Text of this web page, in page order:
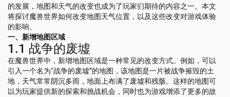
的发展，地图和天气的改变也成为了玩家们期待的内容之一。本文
将探讨魔兽世界如何改变地图天气位置，以及这些改变对游戏体验
的影响。
一、新增地图区域
1.1 战争的废墟
在魔兽世界中，新增地图区域是一种常见的改变方式。例如，可以
引入一个名为“战争的废墟”的地图，该地图是一片被战争摧毁的土
地，天气常常阴沉多雨，地面上布满了废墟和残骸。这样的地图可
以为玩家提供新的探索和挑战机会，同时也为游戏增添了更多的故